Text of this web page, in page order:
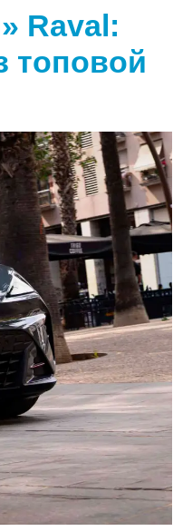
Raval:
топовой